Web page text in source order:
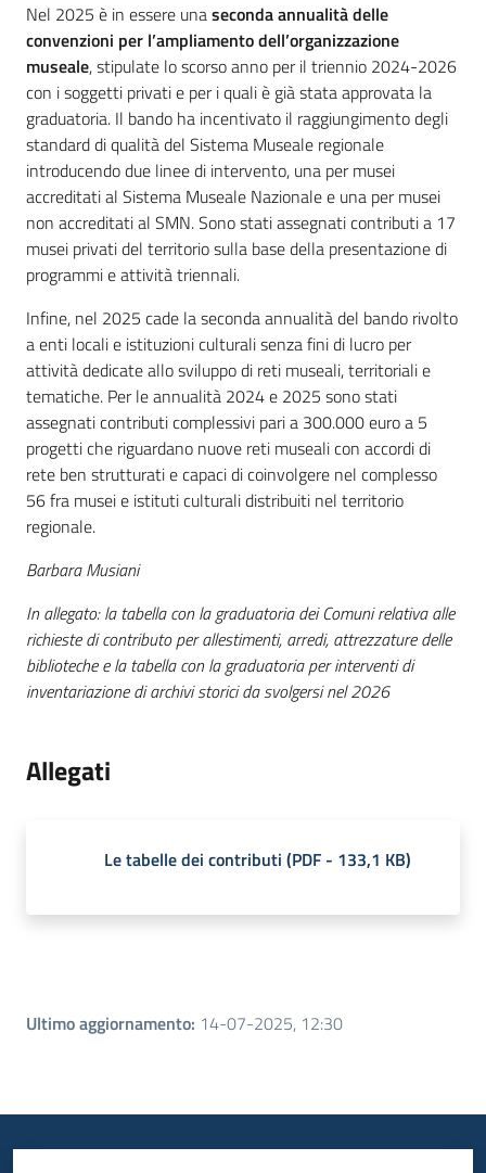
Nel 2025 è in essere unaseconda annualità delle
convenzioni per l’ampliamento dell’organizzazione
museale, stipulate lo scorso anno per il triennio 2024-2026
con i soggetti privati e per i quali è già stata approvata la
graduatoria. Il bando ha incentivato il raggiungimento degli
standard di qualità del Sistema Museale regionale
introducendo due linee di intervento, una per musei
accreditati al Sistema Museale Nazionale e una per musei
non accreditati al SMN. Sono stati assegnati contributi a 17
musei privati del territorio sulla base della presentazione di
programmi e attività triennali.
Infine, nel 2025 cade la seconda annualità del bando rivolto
a enti locali e istituzioni culturali senza fini di lucro per
attività dedicate allo sviluppo di reti museali, territoriali e
tematiche. Per le annualità 2024 e 2025 sono stati
assegnati contributi complessivi pari a 300.000 euro a 5
progetti che riguardano nuove reti museali con accordi di
rete ben strutturati e capaci di coinvolgere nel complesso
56 fra musei e istituti culturali distribuiti nel territorio
regionale.
Barbara Musiani
In allegato: la tabella con la graduatoria dei Comuni relativa alle
richieste di contributo per allestimenti, arredi, attrezzature delle
biblioteche e la tabella con la graduatoria per interventi di
inventariazione di archivi storici da svolgersi nel 2026
Allegati
Le tabelle dei contributi (PDF - 133,1 KB)
Ultimo aggiornamento: 14-07-2025, 12:30